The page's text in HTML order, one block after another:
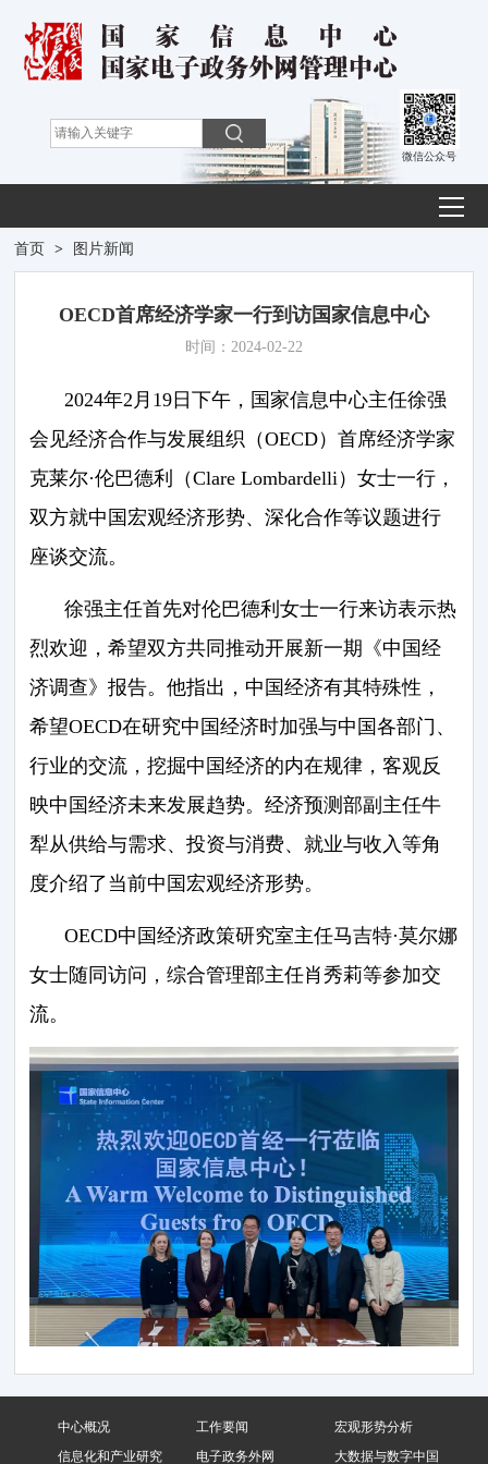
微信公众号
首页 > 图片新闻
OECD首席经济学家一行到访国家信息中心
时间：2024-02-22
2024年2月19日下午，国家信息中心主任徐强
会见经济合作与发展组织（OECD）首席经济学家
克莱尔·伦巴德利（Clare Lombardelli）女士一行，
双方就中国宏观经济形势、深化合作等议题进行
座谈交流。
徐强主任首先对伦巴德利女士一行来访表示热
烈欢迎，希望双方共同推动开展新一期《中国经
济调查》报告。他指出，中国经济有其特殊性，
希望OECD在研究中国经济时加强与中国各部门、
行业的交流，挖掘中国经济的内在规律，客观反
映中国经济未来发展趋势。经济预测部副主任牛
犁从供给与需求、投资与消费、就业与收入等角
度介绍了当前中国宏观经济形势。
OECD中国经济政策研究室主任马吉特·莫尔娜
女士随同访问，综合管理部主任肖秀莉等参加交
流。
中心概况 工作要闻
宏观形势分析
信息化和产业研究
电子政务外网 大数据与数字中国